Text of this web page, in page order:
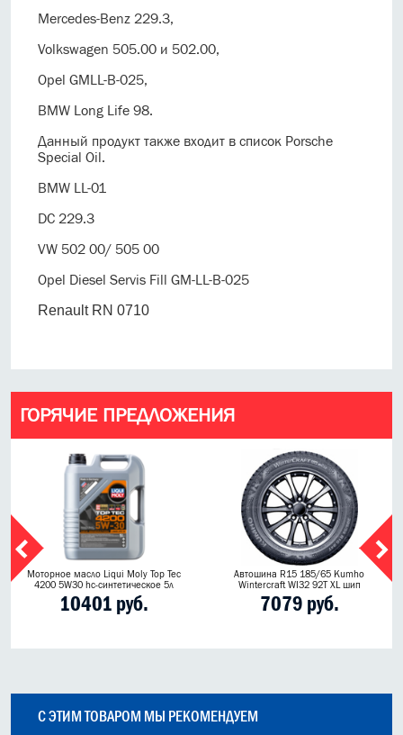
Mercedes-Benz 229.3,
Volkswagen 505.00 и 502.00,
Opel GMLL-B-025,
BMW Long Life 98.
Данный продукт также входит в список Porsche
Special Oil.
BMW LL-01
DC 229.3
VW 502 00/ 505 00
Opel Diesel Servis Fill GM-LL-B-025
Renault RN 0710
ГОРЯЧИЕ ПРЕДЛОЖЕНИЯ
Моторное масло Liqui Moly Top Tec
4200 5W30 hc-синтетическое 5л
10401 руб.
Автошина R15 185/65 Kumho
Wintercraft WI32 92T XL шип
7079 руб.
С ЭТИМ ТОВАРОМ МЫ РЕКОМЕНДУЕМ